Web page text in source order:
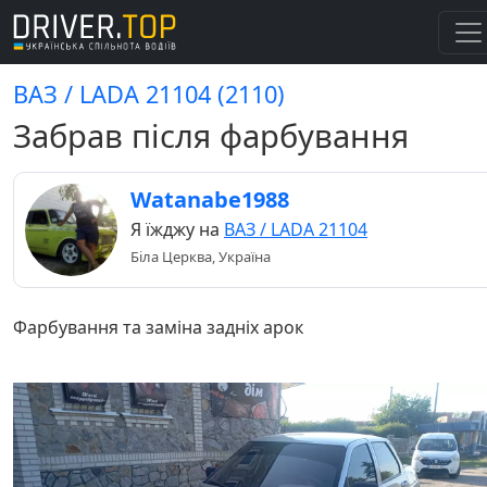
ВАЗ / LADA 21104 (2110)
Забрав після фарбування
Watanabe1988
Я їжджу на ВАЗ / LADA 21104
Біла Церква, Україна
Фарбування та заміна задніх арок